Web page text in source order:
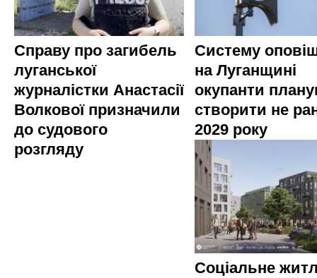
Справу про загибель
луганської
журналістки Анастасії
Волкової призначили
до судового
розгляду
Систему
на Луганщині
окупанти
створити не
2029 року
Соціальне